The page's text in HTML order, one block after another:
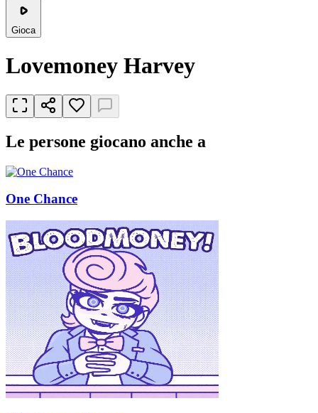
Gioca
Lovemoney Harvey
Le persone giocano anche a
One Chance